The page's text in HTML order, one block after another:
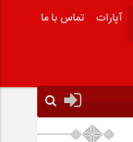
آپارات تماس با ما